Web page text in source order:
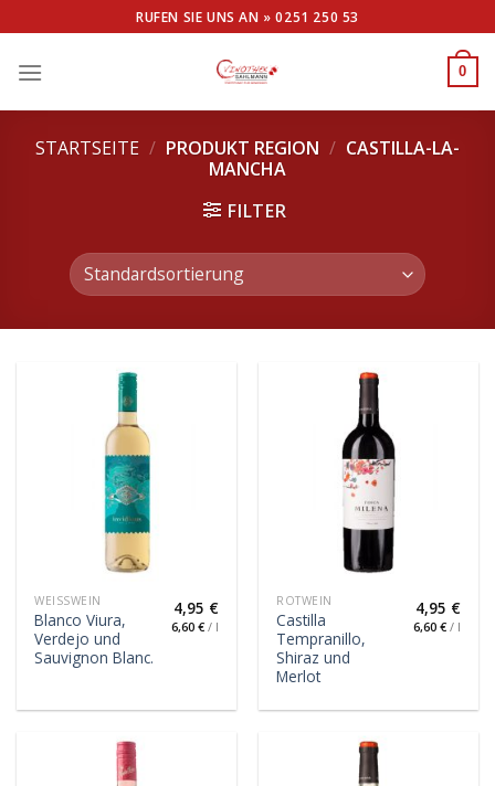
to
content
RUFEN SIE UNS AN »0251 250 53
0
STARTSEITE / PRODUKT REGION / CASTILLA-LA-
MANCHA
FILTER
WEISSWEIN
Blanco Viura,
Verdejo und
Sauvignon Blanc.
4,95 €
6,60 €/ l
ROTWEIN
Castilla
Tempranillo,
Shiraz und
Merlot
4,95 €
6,60 €/ l